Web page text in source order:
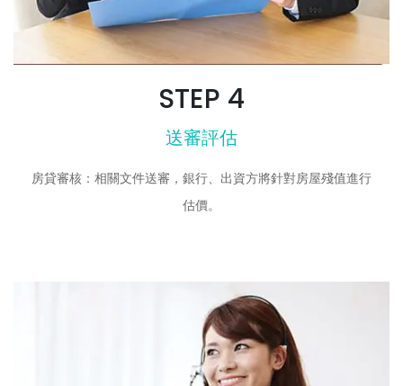
STEP 4
送審評估
房貸審核：相關文件送審，銀行、出資方將針對房屋殘值進行
估價。